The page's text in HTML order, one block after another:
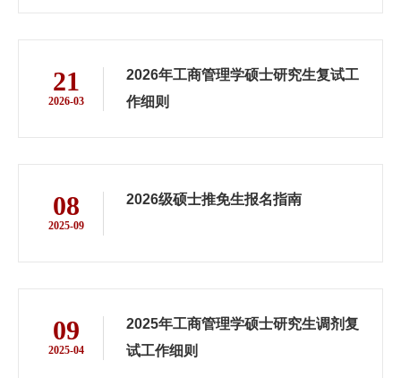
21
2026-03
2026年工商管理学硕士研究生复试工
作细则
08
2025-09
2026级硕士推免生报名指南
09
2025-04
2025年工商管理学硕士研究生调剂复
试工作细则